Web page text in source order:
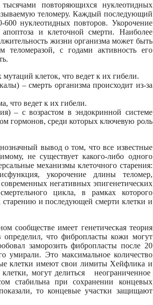
повторяющихся нуклеотидных
теломеру. Каждый последующий
нуклеотидных повторов. Укорочение
и клеточной смерти. Наиболее
жизни организма может быть
теломеразой, с годами активность его
клеток, что ведет к их гибели.
– смерть организма происходит из-за
что ведет к их гибели.
– с возрастом в эндокринной системе
гормонов, среди которых ключевую роль
вывод о том, что все известные
не существует какого-либо одного
механизмы клеточного старения:
укорочение длины теломер,
негативных эпигенетических
цикла, в рамках которого
старению и последующей смерти клетки и
сообществе имеет генетическая теория
что фибропласты кожи могут
заморозить фибропласты после 20
умирали. Это максимальное количество
клетки имеют свои лимиты Хейфлика и
могут делиться неограниченное
стабильна при сохранении концевых
то концевые участки защищают